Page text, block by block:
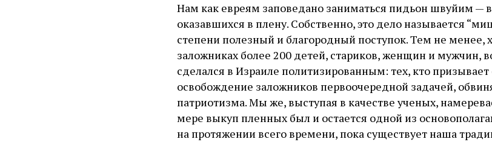
Нам как евреям заповедано заниматься пидьон швуйим —
оказавшихся в плену. Собственно, это дело называется
степени полезный и благородный поступок. Тем не менее,
заложниках более 200 детей, стариков, женщин и мужчин,
сделался в Израиле политизированным: тех, кто
освобождение заложников первоочередной задачей,
патриотизма. Мы же, выступая в качестве ученых,
мере выкуп пленных был и остается одной из
на протяжении всего времени, пока существует наша